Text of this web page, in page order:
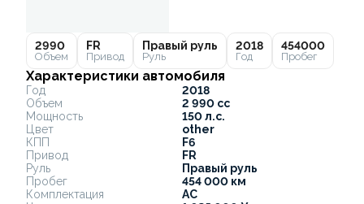
2990
Объем
FR
Привод
Правый руль
Руль
2018
Год
454000
Пробег
Характеристики автомобиля
Год
2018
Объем
2 990 cc
Мощность
150 л.с.
Цвет
other
КПП
F6
Привод
FR
Руль
Правый руль
Пробег
454 000 км
Комплектация
AC